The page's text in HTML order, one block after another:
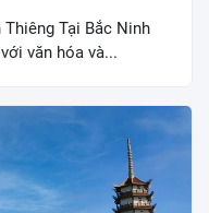
Tại Bắc Ninh
văn hóa và...